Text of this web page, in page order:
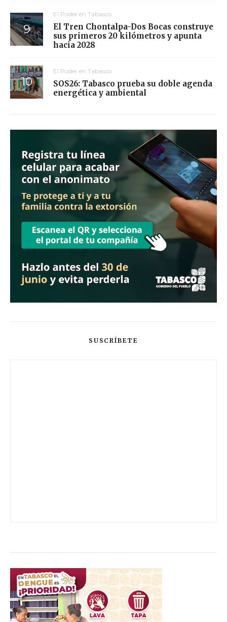
El Poder en Tabasco
El Tren Chontalpa-Dos Bocas construye
sus primeros 20 kilómetros y apunta
hacia 2028
El Poder en Tabasco
SOS26: Tabasco prueba su doble agenda
energética y ambiental
SUSCRÍBETE